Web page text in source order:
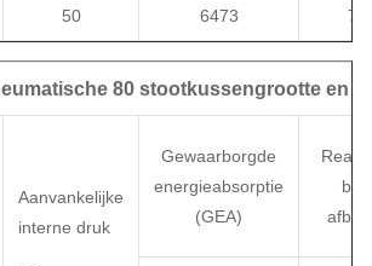
50 6473
80 stootkussengrootte en
Aanvankelijke
interne druk
Gewaarborgde
energieabsorptie
(GEA)
bij